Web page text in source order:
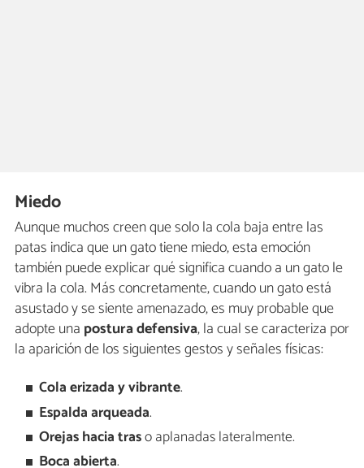
Miedo
Aunque muchos creen que solo la cola baja entre las
patas indica que un gato tiene miedo, esta emoción
también puede explicar qué significa cuando a un gato le
vibra la cola. Más concretamente, cuando un gato está
asustado y se siente amenazado, es muy probable que
adopte una postura defensiva, la cual se caracteriza por
la aparición de los siguientes gestos y señales físicas:
Cola erizada y vibrante.
Espalda arqueada.
Orejas hacia traso aplanadas lateralmente.
Boca abierta.